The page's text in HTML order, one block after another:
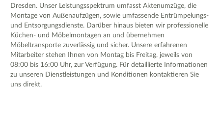
Dresden. Unser Leistungsspektrum umfasst Aktenumzüge, die
Montage von Außenaufzügen, sowie umfassende Entrümpelungs-
und Entsorgungsdienste. Darüber hinaus bieten wir professionelle
Küchen- und Möbelmontagen an und übernehmen
Möbeltransporte zuverlässig und sicher. Unsere erfahrenen
Mitarbeiter stehen Ihnen von Montag bis Freitag, jeweils von
08:00 bis 16:00 Uhr, zur Verfügung. Für detaillierte Informationen
zu unseren Dienstleistungen und Konditionen kontaktieren Sie
uns direkt.